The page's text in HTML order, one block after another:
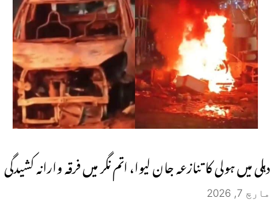
دہلی میں ہولی کا تنازعہ جان لیوا، اتم نگر میں فرقہ وارانہ کشیدگی
مارچ 7, 2026